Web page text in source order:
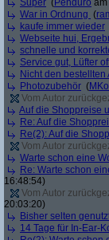
Super (Penduro
War in Ordnung (
kaufe immer wieder
Webseite hui,
schnelle und
Service gut, Lüfter
Nicht den bestellten
Photozubehör (
Vom Autor
Auf die Shoppreise
Re: Auf die
Re(2): Auf die
Vom Autor
Warte schon eine
Re: Warte schon
16:48:54)
Vom Autor
20:03:20)
Bisher selten
14 Tage für In-Ear-